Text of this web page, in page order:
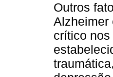
Outros
Alzheimer
crítico